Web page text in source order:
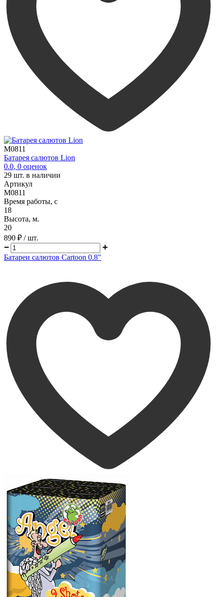
M0811
Батарея салютов Lion
0.0, 0 оценок
29 шт. в наличии
Артикул
M0811
Время работы, с
18
Высота, м.
20
890 ₽ / шт.
Батареи салютов Cartoon 0.8"